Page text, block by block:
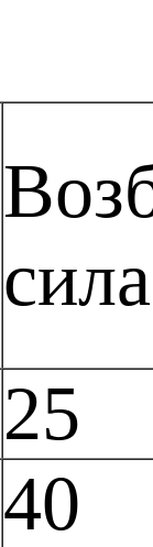
25
40